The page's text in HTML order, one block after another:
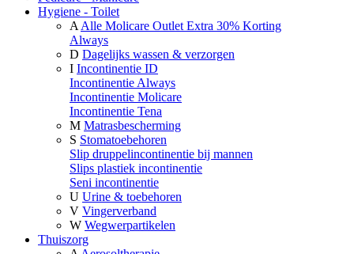
Hygiene - Toilet
A Alle Molicare Outlet Extra 30% Korting
Always
D Dagelijks wassen & verzorgen
I Incontinentie ID
Incontinentie Always
Incontinentie Molicare
Incontinentie Tena
M Matrasbescherming
S Stomatoebehoren
Slip druppelincontinentie bij mannen
Slips plastiek incontinentie
Seni incontinentie
U Urine & toebehoren
V Vingerverband
W Wegwerpartikelen
Thuiszorg